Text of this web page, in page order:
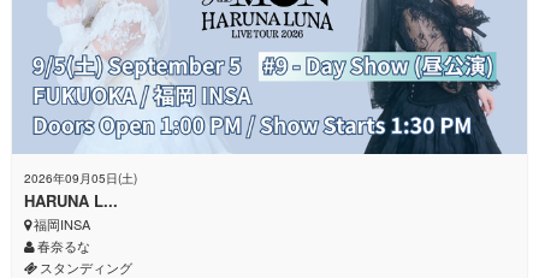
2026年09月05日(土)
HARUNA L...
福岡INSA
春奈るな
スタンディング